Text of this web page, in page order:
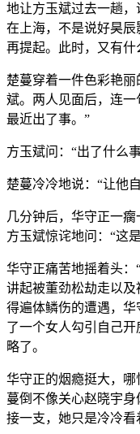
地让方玉斌过去一趟
在上海，不是说好昊
再提起。此时，又有什
楚蔓穿着一件色彩艳
斌。两人见面后，连
最近出了事。”
方玉斌问：“出了什么
楚蔓冷冷地说：“让他
几分钟后，华守正一瘸
方玉斌惊诧地问：“这
华守正痛苦地摇着头：
讲起被董劲松劫走以
得遍体鳞伤的遭遇，
了一个女人勾引自己
略了。
华守正的烟瘾挺大，
蔓倒不像关心赵晓宇
接一支，她只是冷冷看